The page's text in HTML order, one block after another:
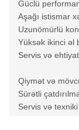
Güclü
Aşağı istismar
Uzunömürlü
Yüksək ikinci əl
Servis və
Qiymət və
Sürətli
Servis və